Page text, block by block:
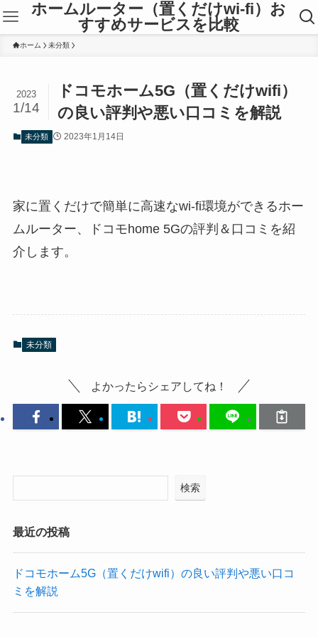
ホームルーター（置くだけwi-fi）お
すすめサービスを比較
ホーム 未分類
ドコモホーム5G（置くだけwifi）
の良い評判や悪い口コミを解説
2023
1/14
未分類 2023年1月14日
家に置くだけで簡単に高速なwi-fi環境ができるホー
ムルーター、ドコモhome 5Gの評判＆口コミを紹
介します。
未分類
よかったらシェアしてね！
検索
最近の投稿
ドコモホーム5G（置くだけwifi）の良い評判や悪い口コ
ミを解説